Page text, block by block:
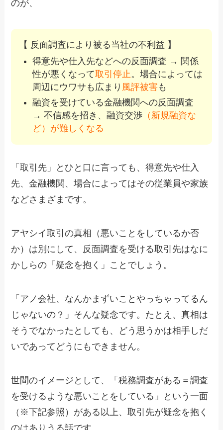
のが、
【 反面調査により被る当社の不利益 】
得意先や仕入先などへの反面調査 → 関係
性が悪くなって取引停止。場合によっては
周辺にウワサも広まり 風評被害も
融資を受けている金融機関への反面調査
→ 不信感を招き、融資交渉 （新規融資な
ど）が難しくなる
「取引先」とひと口に言っても、得意先や仕入
先、金融機関、場合によってはその従業員や家族
などさまざまです。
アヤシイ取引の真相（悪いことをしているか否
か）は別にして、反面調査を受ける取引先はなに
かしらの「疑念を抱く」ことでしょう。
「アノ会社、なんかまずいことやっちゃってるん
じゃないの？」そんな疑念です。たとえ、真相は
そうでなかったとしても、どう思うかは相手しだ
いであってどうにもできません。
世間のイメージとして、「税務調査がある＝調査
を受けるような悪いことをしている」という一面
（※下記参照）がある以上、取引先が疑念を抱く
のはありうる話です。